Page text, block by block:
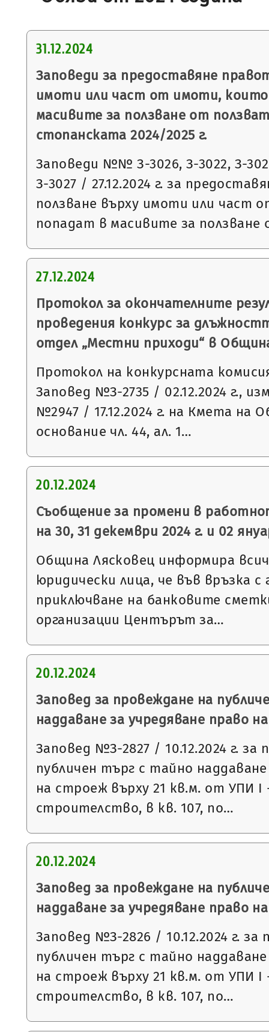
31.12.2024
Заповеди за предоставяне
имоти или част от имоти,
масивите за ползване от
стопанската 2024/2025 г.
Заповеди №№ З-3026, З-3022, З-
З-3027 / 27.12.2024 г. за
ползване върху имоти или част
попадат в масивите за ползване
27.12.2024
Протокол за окончателните
проведения конкурс за
отдел „Местни приходи“ в
Протокол на конкурсната
Заповед №З-2735 / 02.12.2024 г.,
№2947 / 17.12.2024 г. на Кмета на
основание чл. 44, ал. 1…
20.12.2024
Съобщение за промени в
на 30, 31 декември 2024 г. и 02
Община Лясковец информира
юридически лица, че във връзка
приключване на банковите
организации Центърът за…
20.12.2024
Заповед за провеждане на
наддаване за учредяване право
Заповед №З-2827 / 10.12.2024 г. за
публичен търг с тайно
на строеж върху 21 кв.м. от УПИ
строителство, в кв. 107, по…
20.12.2024
Заповед за провеждане на
наддаване за учредяване право
Заповед №З-2826 / 10.12.2024 г. за
публичен търг с тайно
на строеж върху 21 кв.м. от УПИ
строителство, в кв. 107, по…